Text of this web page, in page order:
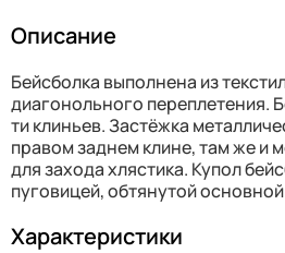
Описание
Бейсболка выполнена из
диагонольного переплетения.
ти клиньев. Застёжка
правом заднем клине, там же и
для захода хлястика. Купол
пуговицей, обтянутой
Характеристики